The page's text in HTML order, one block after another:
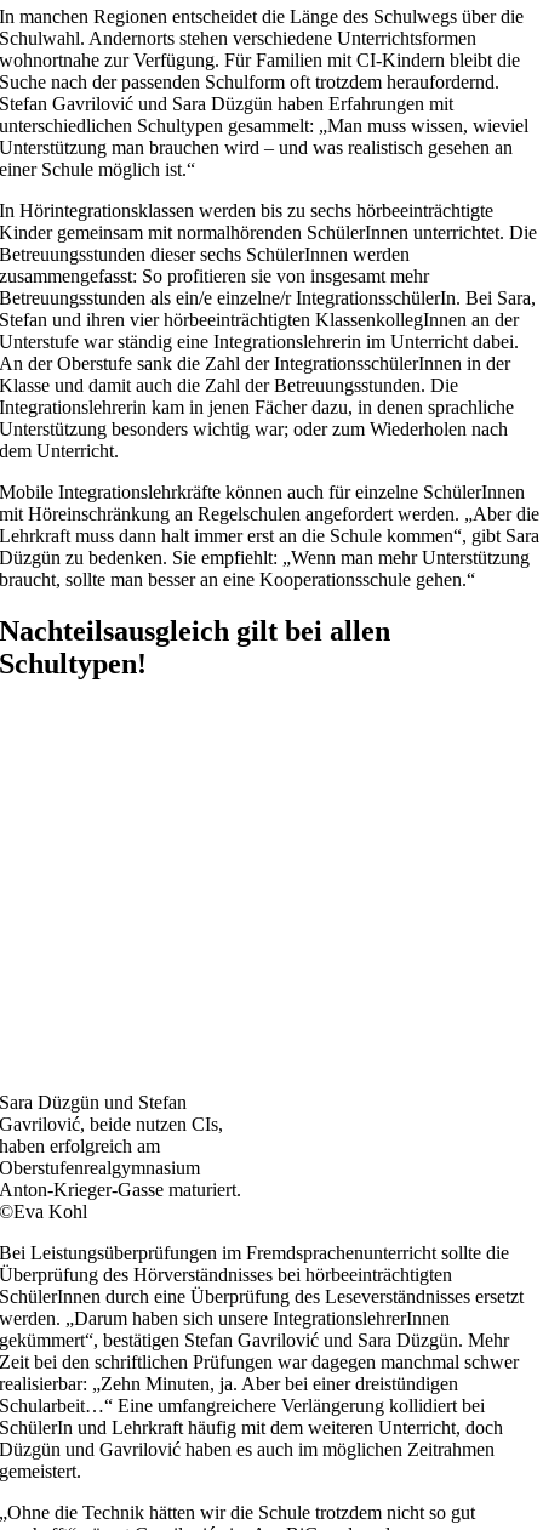
In manchen Regionen entscheidet die Länge des Schulwegs über die
Schulwahl. Andernorts stehen verschiedene Unterrichtsformen
wohnortnahe zur Verfügung. Für Familien mit CI-Kindern bleibt die
Suche nach der passenden Schulform oft trotzdem heraufordernd.
Stefan Gavrilović und Sara Düzgün haben Erfahrungen mit
unterschiedlichen Schultypen gesammelt: „Man muss wissen, wieviel
Unterstützung man brauchen wird – und was realistisch gesehen an
einer Schule möglich ist.“
In Hörintegrationsklassen werden bis zu sechs hörbeeinträchtigte
Kinder gemeinsam mit normalhörenden SchülerInnen unterrichtet. Die
Betreuungsstunden dieser sechs SchülerInnen werden
zusammengefasst: So profitieren sie von insgesamt mehr
Betreuungsstunden als ein/e einzelne/r IntegrationsschülerIn. Bei Sara,
Stefan und ihren vier hörbeeinträchtigten KlassenkollegInnen an der
Unterstufe war ständig eine Integrationslehrerin im Unterricht dabei.
An der Oberstufe sank die Zahl der IntegrationsschülerInnen in der
Klasse und damit auch die Zahl der Betreuungsstunden. Die
Integrationslehrerin kam in jenen Fächer dazu, in denen sprachliche
Unterstützung besonders wichtig war; oder zum Wiederholen nach
dem Unterricht.
Mobile Integrationslehrkräfte können auch für einzelne SchülerInnen
mit Höreinschränkung an Regelschulen angefordert werden. „Aber die
Lehrkraft muss dann halt immer erst an die Schule kommen“, gibt Sara
Düzgün zu bedenken. Sie empfiehlt: „Wenn man mehr Unterstützung
braucht, sollte man besser an eine Kooperationsschule gehen.“
Nachteilsausgleich gilt bei allen
Schultypen!
Sara Düzgün und Stefan
Gavrilović, beide nutzen CIs,
haben erfolgreich am
Oberstufenrealgymnasium
Anton-Krieger-Gasse maturiert.
©Eva Kohl
Bei Leistungsüberprüfungen im Fremdsprachenunterricht sollte die
Überprüfung des Hörverständnisses bei hörbeeinträchtigten
SchülerInnen durch eine Überprüfung des Leseverständnisses ersetzt
werden. „Darum haben sich unsere IntegrationslehrerInnen
gekümmert“, bestätigen Stefan Gavrilović und Sara Düzgün. Mehr
Zeit bei den schriftlichen Prüfungen war dagegen manchmal schwer
realisierbar: „Zehn Minuten, ja. Aber bei einer dreistündigen
Schularbeit…“ Eine umfangreichere Verlängerung kollidiert bei
SchülerIn und Lehrkraft häufig mit dem weiteren Unterricht, doch
Düzgün und Gavrilović haben es auch im möglichen Zeitrahmen
gemeistert.
„Ohne die Technik hätten wir die Schule trotzdem nicht so gut